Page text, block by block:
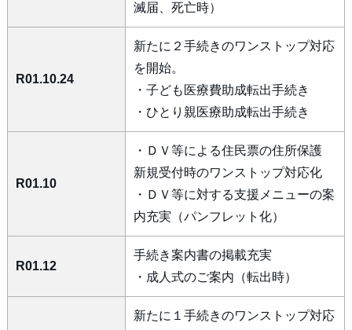
滅届、死亡時）
R01.10.24
新たに２手続きのワンストップ対応
を開始。
・子ども医療費助成転出手続き
・ひとり親医療助成転出手続き
R01.10
・ＤＶ等による住民票の住所保護
新規受付時のワンストップ対応化
・ＤＶ等に対する支援メニューの案
内充実（パンフレット化）
R01.12
手続き案内書の掲載充実
・成人式のご案内（転出時）
新たに１手続きのワンストップ対応